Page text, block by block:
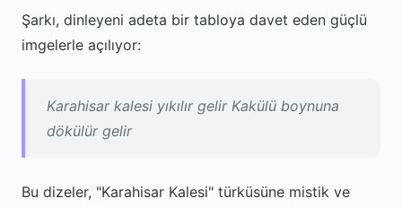
Şarkı, dinleyeni adeta bir tabloya davet eden güçlü
imgelerle açılıyor:
Karahisar kalesi yıkılır gelir Kakülü boynuna
dökülür gelir
Bu dizeler, "Karahisar Kalesi" türküsüne mistik ve